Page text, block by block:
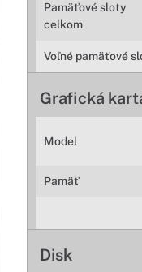
Pamäťové sloty
celkom
Voľné pamäťové
Grafická
Model
Pamäť
Disk